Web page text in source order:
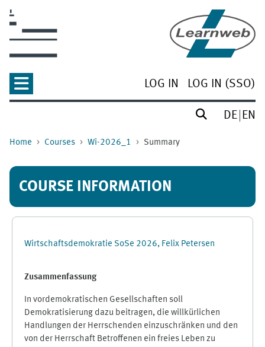
LOG IN LOG IN (SSO)
DE EN
Home Courses Wi-2026_1 Summary
COURSE INFORMATION
Wirtschaftsdemokratie SoSe 2026, Felix Petersen
Zusammenfassung
In vordemokratischen Gesellschaften soll
Demokratisierung dazu beitragen, die willkürlichen
Handlungen der Herrschenden einzuschränken und den
von der Herrschaft Betroffenen ein freies Leben zu